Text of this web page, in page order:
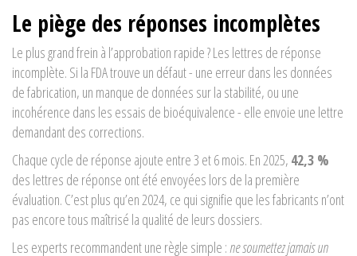
Le piège des réponses incomplètes
Le plus grand frein à l’approbation rapide ? Les lettres de réponse
incomplète. Si la FDA trouve un défaut - une erreur dans les données
de fabrication, un manque de données sur la stabilité, ou une
incohérence dans les essais de bioéquivalence - elle envoie une lettre
demandant des corrections.
Chaque cycle de réponse ajoute entre 3 et 6 mois. En 2025, 42,3 %
des lettres de réponse ont été envoyées lors de la première
évaluation. C’est plus qu’en 2024, ce qui signifie que les fabricants n’ont
pas encore tous maîtrisé la qualité de leurs dossiers.
Les experts recommandent une règle simple :ne soumettez jamais un